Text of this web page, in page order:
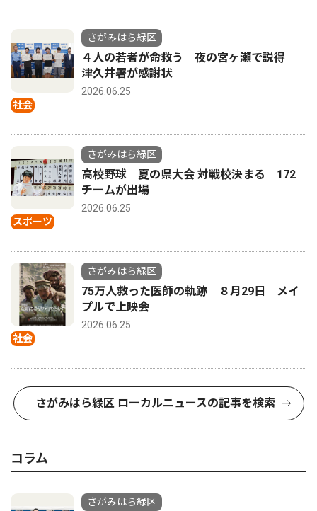
社会
さがみはら緑区
４人の若者が命救う 夜の宮ヶ瀬で説得
津久井署が感謝状
2026.06.25
スポーツ
さがみはら緑区
高校野球 夏の県大会 対戦校決まる 172
チームが出場
2026.06.25
社会
さがみはら緑区
75万人救った医師の軌跡 ８月29日 メイ
プルで上映会
2026.06.25
さがみはら緑区 ローカルニュースの記事を検索
コラム
さがみはら緑区